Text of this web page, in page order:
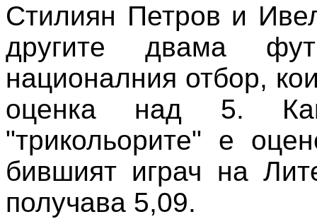
Стилиян Петров и
другите двама
националния отбор,
оценка над 5.
"трикольорите" е
бившият играч на
получава 5,09.